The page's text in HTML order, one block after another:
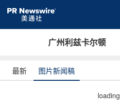
广州利兹卡尔顿
最新 图片新闻稿
loading